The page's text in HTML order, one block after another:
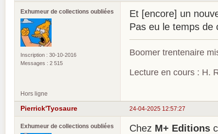
Exhumeur de collections oubliées
Inscription : 30-10-2016
Messages : 2 515
Et [encore] un
Pas eu le temps de
Boomer trentenaire
Lecture en cours : H.
Hors ligne
24-04-2025 12:57:27
Pierrick'Tyosaure
Exhumeur de collections oubliées Chez M+ Editions